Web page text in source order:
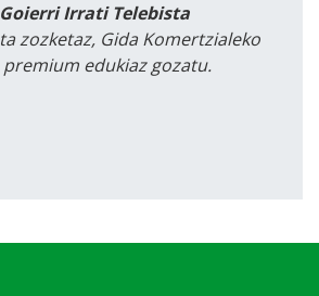
Goierri Irrati Telebista
zozketaz, Gida Komertzialeko
edukiaz gozatu.